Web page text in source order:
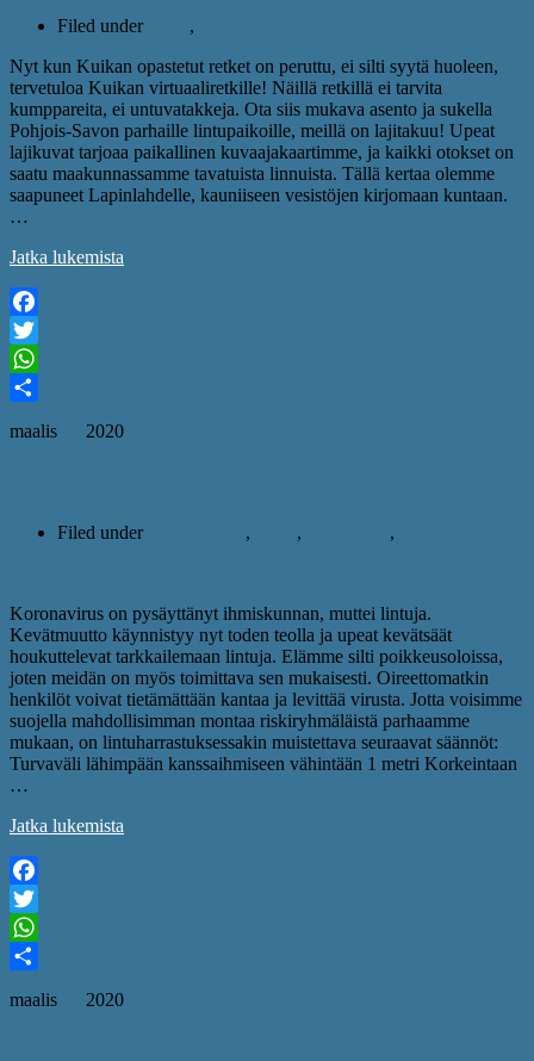
Filed under ,
Nyt kun Kuikan opastetut retket on peruttu, ei silti syytä huoleen,
tervetuloa Kuikan virtuaaliretkille! Näillä retkillä ei tarvita
kumppareita, ei untuvatakkeja. Ota siis mukava asento ja sukella
Pohjois-Savon parhaille lintupaikoille, meillä on lajitakuu! Upeat
lajikuvat tarjoaa paikallinen kuvaajakaartimme, ja kaikki otokset on
saatu maakunnassamme tavatuista linnuista. Tällä kertaa olemme
saapuneet Lapinlahdelle, kauniiseen vesistöjen kirjomaan kuntaan.
…
Jatka lukemista
Facebook
Twitter
WhatsApp
maalis 2020
Filed under , , ,
Koronavirus on pysäyttänyt ihmiskunnan, muttei lintuja.
Kevätmuutto käynnistyy nyt toden teolla ja upeat kevätsäät
houkuttelevat tarkkailemaan lintuja. Elämme silti poikkeusoloissa,
joten meidän on myös toimittava sen mukaisesti. Oireettomatkin
henkilöt voivat tietämättään kantaa ja levittää virusta. Jotta voisimme
suojella mahdollisimman montaa riskiryhmäläistä parhaamme
mukaan, on lintuharrastuksessakin muistettava seuraavat säännöt:
Turvaväli lähimpään kanssaihmiseen vähintään 1 metri Korkeintaan
…
Jatka lukemista
Facebook
Twitter
WhatsApp
maalis 2020